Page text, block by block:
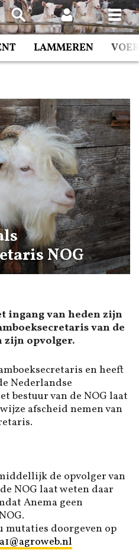
LAMMEREN
NOG
ingang van heden zijn
van de
zijn opvolger.
en heeft
Nederlandse
bestuur van de NOG laat
afscheid nemen van
de opvolger van
NOG laat weten daar
Anema geen
mutaties doorgeven op